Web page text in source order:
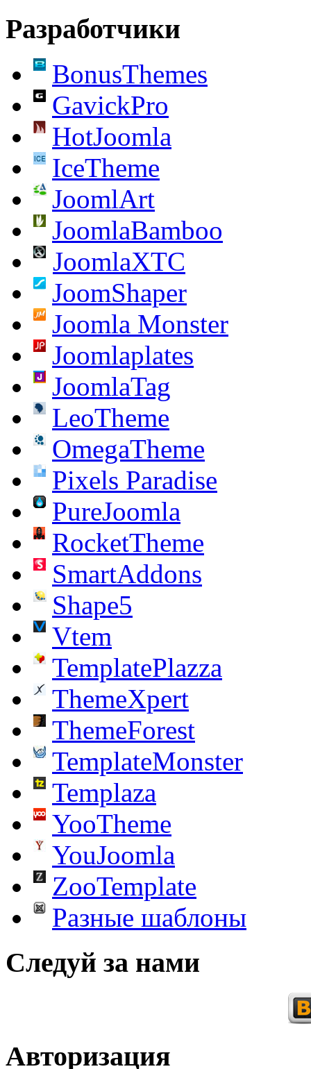
Разработчики
BonusThemes
GavickPro
HotJoomla
IceTheme
JoomlArt
JoomlaBamboo
JoomlaXTC
JoomShaper
Joomla Monster
Joomlaplates
JoomlaTag
LeoTheme
OmegaTheme
Pixels Paradise
PureJoomla
RocketTheme
SmartAddons
Shape5
Vtem
TemplatePlazza
ThemeXpert
ThemeForest
TemplateMonster
Templaza
YooTheme
YouJoomla
ZooTemplate
Разные шаблоны
Следуй за нами
Авторизация